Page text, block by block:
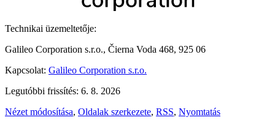
Technikai üzemeltetője:
Galileo Corporation s.r.o., Čierna Voda 468, 925 06
Kapcsolat: Galileo Corporation s.r.o.
Legutóbbi frissítés: 6. 8. 2026
Nézet módosítása, Oldalak szerkezete, RSS, Nyomtatás